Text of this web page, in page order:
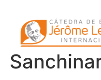
Etiqueta: